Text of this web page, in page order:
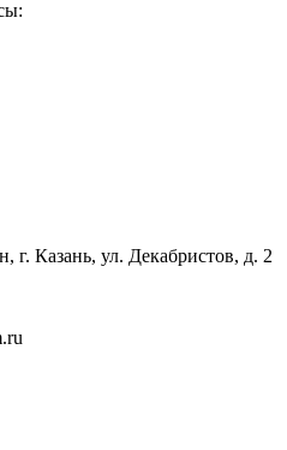
г. Казань, ул. Декабристов, д. 2